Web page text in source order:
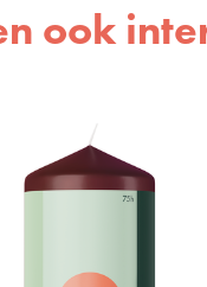
ook